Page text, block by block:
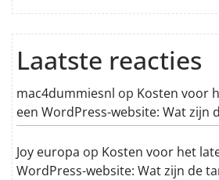
Laatste reacties
mac4dummiesnl op Kosten voor
een WordPress-website: Wat zijn
Joy europa op Kosten voor het
WordPress-website: Wat zijn de